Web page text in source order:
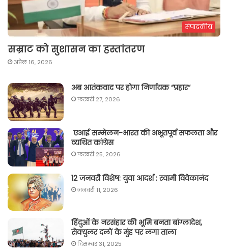
संपादकीय
सम्राट को सुशासन का हस्तांतरण
अप्रैल 16, 2026
अब आतंकवाद पर होगा निर्णायक “प्रहार“
फ़रवरी 27, 2026
एआई सम्मेलन-भारत की अभूतपूर्व सफलता और
व्यथित कांग्रेस
फ़रवरी 25, 2026
12 जनवरी विशेष: युवा आदर्श : स्वामी विवेकानंद
जनवरी 11, 2026
हिंदुओं के नरसंहार की भूमि बनता बांग्लादेश,
सेक्युलर दलों के मुंह पर लगा ताला
दिसम्बर 31, 2025